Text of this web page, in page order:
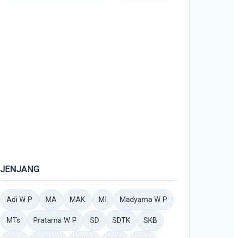
JENJANG
Adi W P MA MAK MI Madyama W P
MTs Pratama W P SD SDTK SKB